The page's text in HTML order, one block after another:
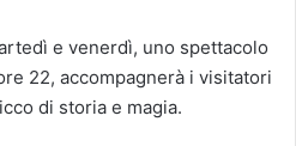
e venerdì, uno spettacolo
22, accompagnerà i visitatori
di storia e magia.